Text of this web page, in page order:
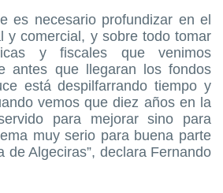
es necesario profundizar en el
y comercial, y sobre todo tomar
y fiscales que venimos
antes que llegaran los fondos
está despilfarrando tiempo y
vemos que diez años en la
para mejorar sino para
muy serio para buena parte
de Algeciras”, declara Fernando